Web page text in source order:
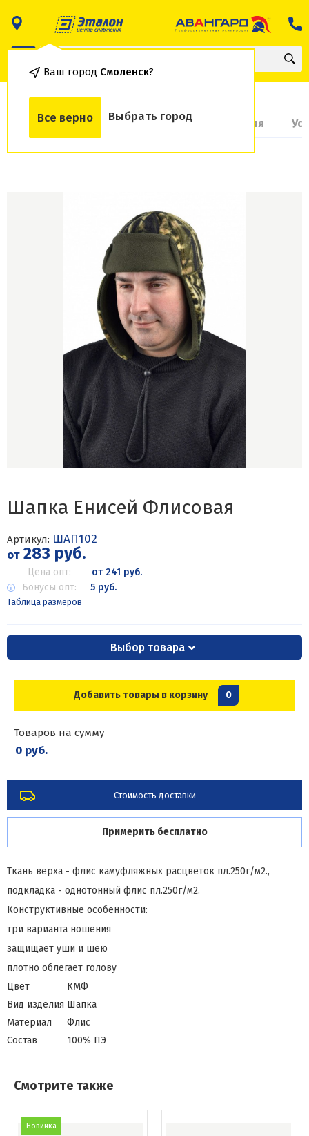
Ваш город Смоленск?
Все верно Выбрать город
О товаре Доставка и оплата Гарантия
Шапка Енисей Флисовая
Артикул: ШАП102
от283 руб.
Цена опт:
от 241 руб.
Бонусы опт:
5 руб.
Таблица размеров
Выбор товара
Добавить товары в корзину 0
Товаров на сумму
0 руб.
Стоимость доставки
Примерить бесплатно
Ткань верха - флис камуфляжных расцветок пл.250г/м2.,
подкладка - однотонный флис пл.250г/м2.
Конструктивные особенности:
три варианта ношения
защищает уши и шею
плотно облегает голову
Цвет
КМФ
Вид изделия Шапка
Материал
Флис
Состав
100% ПЭ
Смотрите также
Новинка